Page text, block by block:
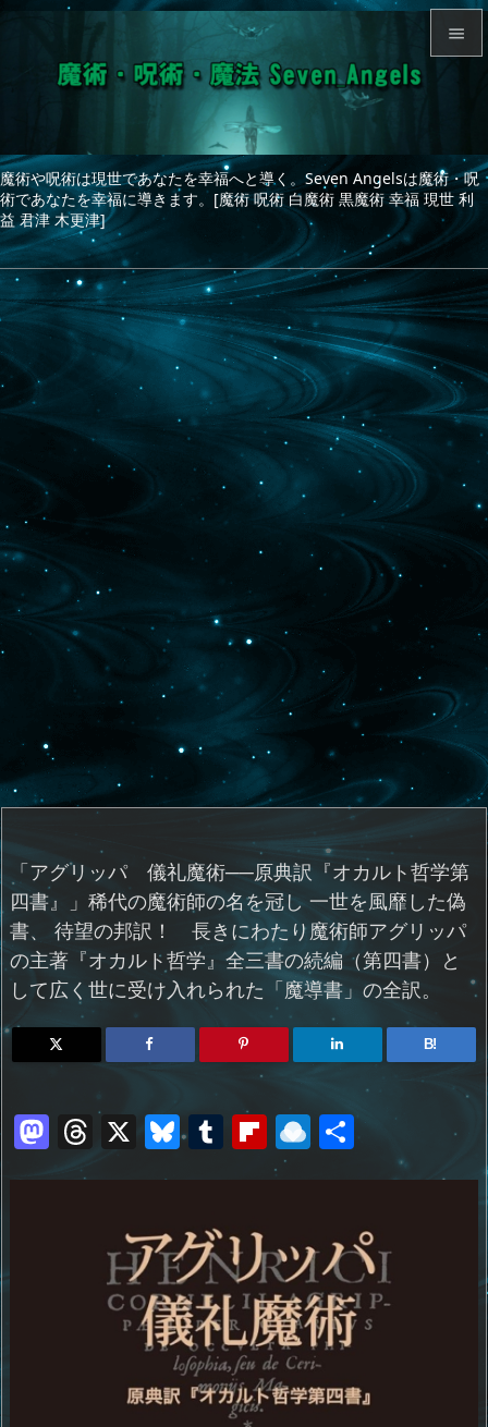
魔術や呪術は現世であなたを幸福へと導く。Seven Angelsは魔術・呪
術であなたを幸福に導きます。[魔術 呪術 白魔術 黒魔術 幸福 現世 利
益 君津 木更津]

サイド


次へ

「アグリッパ 儀礼魔術──原典訳『オカルト哲学第
四書』」稀代の魔術師の名を冠し 一世を風靡した偽
書、 待望の邦訳！ 長きにわたり魔術師アグリッパ
の主著『オカルト哲学』全三書の続編（第四書）と
して広く世に受け入れられた「魔導書」の全訳。
B!
M T
d
s
X Bl
sk
y
T
bl
r
Fl
ip
o
ar
d
R
d
ro
p.
io
共